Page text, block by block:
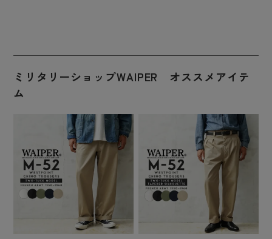
ミリタリーショップWAIPER オススメアイテ
ム